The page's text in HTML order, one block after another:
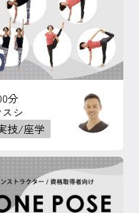
分
シ
技/座学